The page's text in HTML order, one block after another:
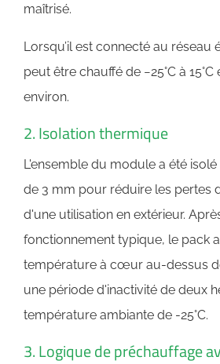
maîtrisé.
Lorsqu’il est connecté au réseau
peut être chauffé de −25°C à
environ.
2. Isolation thermique
L'ensemble du module a été
de 3 mm pour réduire les pertes
d'une utilisation en extérieur.
fonctionnement typique, le pack
température à cœur au-dessus
une période d'inactivité de deux
température ambiante de -25°C.
3. Logique de préchauffage